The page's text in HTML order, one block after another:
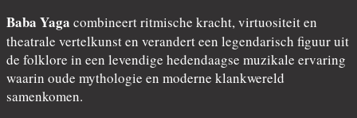
Baba Yaga combineert ritmische kracht, virtuositeit en
theatrale vertelkunst en verandert een legendarisch figuur uit
de folklore in een levendige hedendaagse muzikale ervaring
waarin oude mythologie en moderne klankwereld
samenkomen.